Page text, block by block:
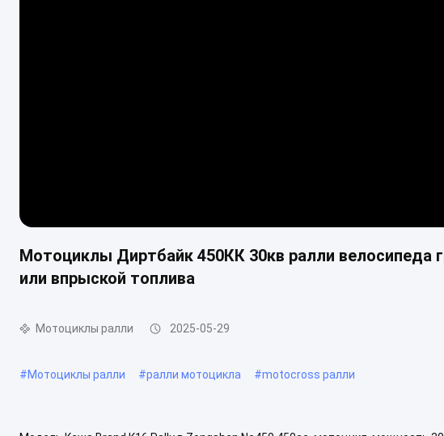
Мотоциклы Диртбайк 450КК 30кв ралли велосипеда
или впрыской топлива
Мотоциклы ралли 2025-05-29
#Мотоциклы ралли #ралли мотоцикла #motocross ралли